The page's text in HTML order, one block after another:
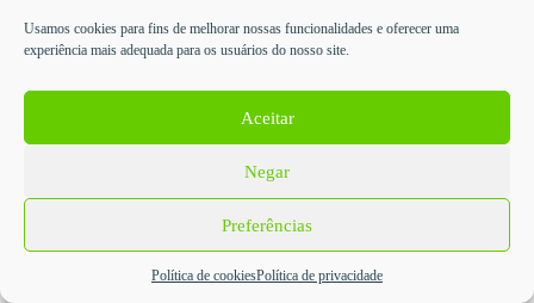
Usamos cookies para fins de melhorar nossas funcionalidades e oferecer uma
experiência mais adequada para os usuários do nosso site.
Aceitar
Negar
Preferências
Política de cookiesPolítica de privacidade
REDE NO FIB 12
Rede e suas entidades integrantes no 12° Fórum da